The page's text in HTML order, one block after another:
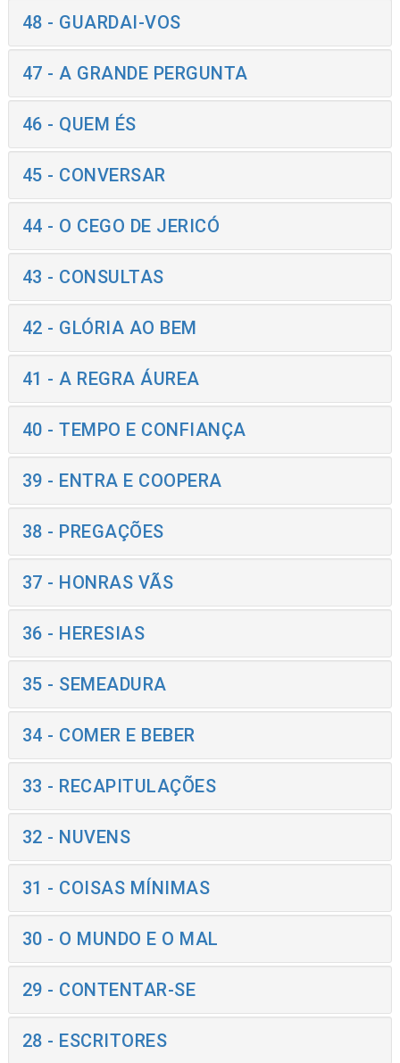
48 - GUARDAI-VOS
47 - A GRANDE PERGUNTA
46 - QUEM ÉS
45 - CONVERSAR
44 - O CEGO DE JERICÓ
43 - CONSULTAS
42 - GLÓRIA AO BEM
41 - A REGRA ÁUREA
40 - TEMPO E CONFIANÇA
39 - ENTRA E COOPERA
38 - PREGAÇÕES
37 - HONRAS VÃS
36 - HERESIAS
35 - SEMEADURA
34 - COMER E BEBER
33 - RECAPITULAÇÕES
32 - NUVENS
31 - COISAS MÍNIMAS
30 - O MUNDO E O MAL
29 - CONTENTAR-SE
28 - ESCRITORES